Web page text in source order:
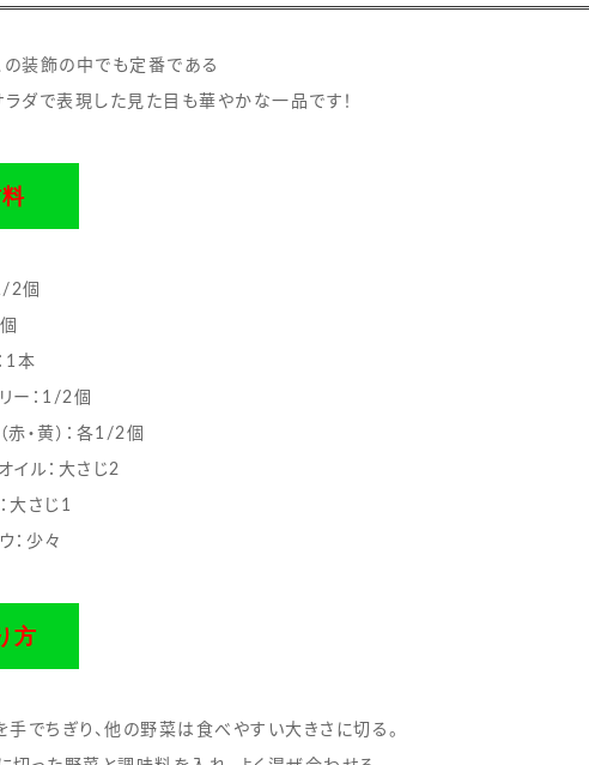
の装飾の中でも定番である
ラダで表現した見た目も華やかな一品です！
2個
1本
ー：1/2個
赤・黄）：各1/2個
イル：大さじ2
大さじ1
：少々
方
手でちぎり、他の野菜は食べやすい大きさに切る。